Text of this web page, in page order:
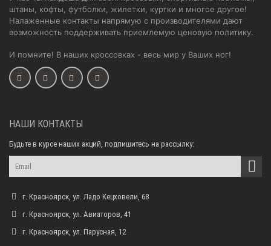
штаны, кофты, футболки, жилетки, куртки и многое другое!
Налаженные контакты напрямую с производителями дают
возможность поддерживать приемлемую ценовую политику.
И помните! В наших кроссовках - весь мир у Ваших ног!
НАШИ КОНТАКТЫ
Будьте в курсе наших акций, подпишитесь на рассылку:
г. Красноярск, ул. Ладо Кецховели, 68
г. Красноярск, ул. Авиаторов, 41
г. Красноярск, ул. Парусная, 12